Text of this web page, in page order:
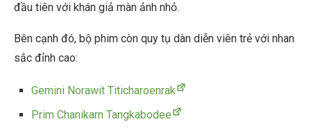
đầu tiên với khán giả màn ảnh nhỏ.
Bên cạnh đó, bộ phim còn quy tụ dàn diễn viên trẻ với nhan
sắc đỉnh cao:
Gemini Norawit Titicharoenrak
Prim Chanikarn Tangkabodee